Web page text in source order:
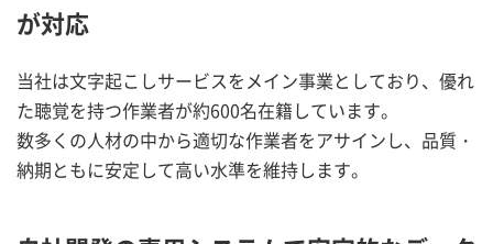
が対応
当社は文字起こしサービスをメイン事業としており、優れ
た聴覚を持つ作業者が約600名在籍しています。
数多くの人材の中から適切な作業者をアサインし、品質・
納期ともに安定して高い水準を維持します。